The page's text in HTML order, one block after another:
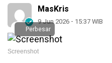
MasKris
9 Jun 2026 - 15:37 WIB
Perbesar
Screenshot